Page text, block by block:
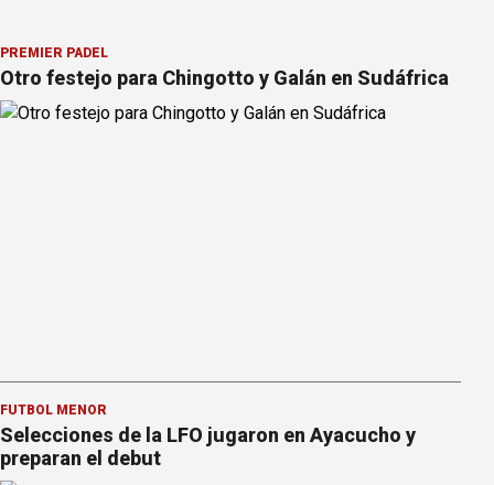
PREMIER PÁDEL
Otro festejo para Chingotto y Galán en Sudáfrica
FÚTBOL MENOR
Selecciones de la LFO jugaron en Ayacucho y
preparan el debut